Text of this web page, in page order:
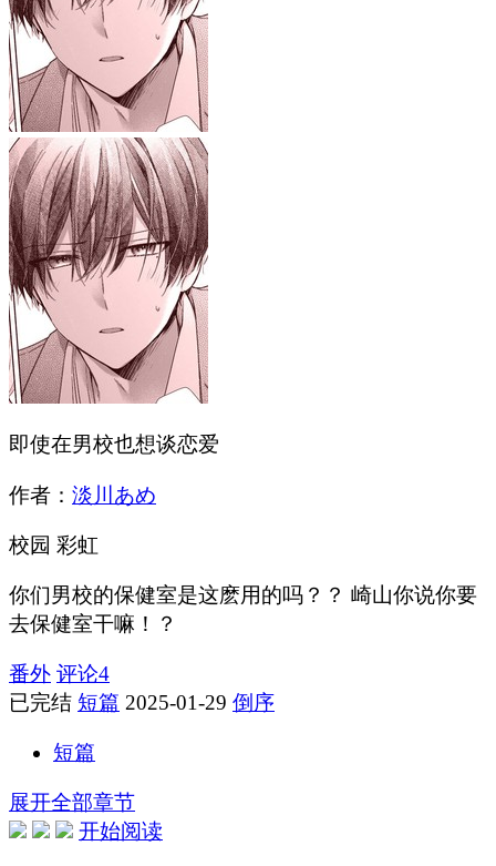
即使在男校也想谈恋爱
作者： 淡川あめ
校园 彩虹
你们男校的保健室是这麽用的吗？？ 崎山你说你要
去保健室干嘛！？
番外 评论4
已完结 短篇 2025-01-29 倒序
短篇
展开全部章节
开始阅读